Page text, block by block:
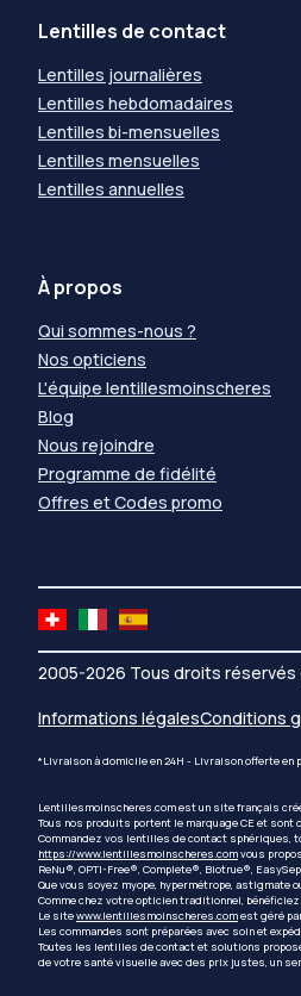
Lentilles de contact
Lentilles journalières
Lentilles hebdomadaires
Lentilles bi-mensuelles
Lentilles mensuelles
Lentilles annuelles
À propos
Qui sommes-nous ?
Nos opticiens
L'équipe lentillesmoinscheres
Blog
Nous rejoindre
Programme de fidélité
Offres et Codes promo
2005-2026 Tous droits réservés
Informations légalesConditions
*Livraison à domicile en 24H - Livraison offerte
Lentillesmoinscheres.com est un site français
Tous nos produits portent le marquage CE et sont
Commandez vos lentilles de contact sphériques,
https://www.lentillesmoinscheres.comvous
ReNu®, OPTI-Free®, Complete®, Biotrue®,
Que vous soyez myope, hypermétrope, astigmate
Comme chez votre opticien traditionnel, bénéficiez
Le sitewww.lentillesmoinscheres.comest géré
Les commandes sont préparées avec soin et
Toutes les lentilles de contact et solutions
de votre santé visuelle avec des prix justes, un